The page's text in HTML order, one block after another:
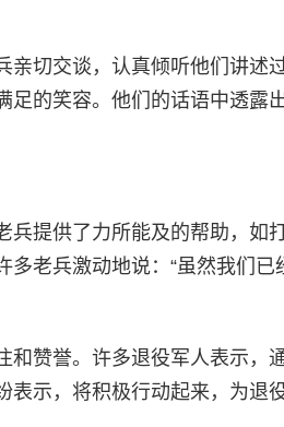
切交谈，认真倾听他们讲述
足的笑容。他们的话语中透露
兵提供了力所能及的帮助，如
老兵激动地说：“虽然我们已
和赞誉。许多退役军人表示，
示，将积极行动起来，为退